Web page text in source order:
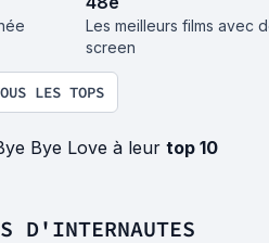
Les meilleurs films avec
screen
LES TOPS
Bye Love à leur top 10
D'INTERNAUTES